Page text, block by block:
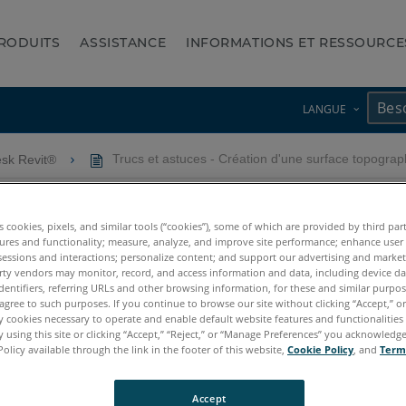
ASSISTANCE INFORMATIONS ET
LANGUE
Revit® Trucs et astuces - Création d'une surface
d'une surface
cookies, pixels, and similar tools (“cookies”), some of which are provided by third
and functionality; measure, analyze, and improve site performance; enhance user
and interactions; personalize content; and support our advertising and
vendors may monitor, record, and access information and data, including device
referring URLs and other browsing information, for these and similar
to such purposes. If you continue to browse our site without clicking “Accept,”
cookies necessary to operate and enable default website features and
using this site or clicking “Accept,” “Reject,” or “Manage Preferences” you
available through the link in the footer of this website, Cookie Policy , and
Accept